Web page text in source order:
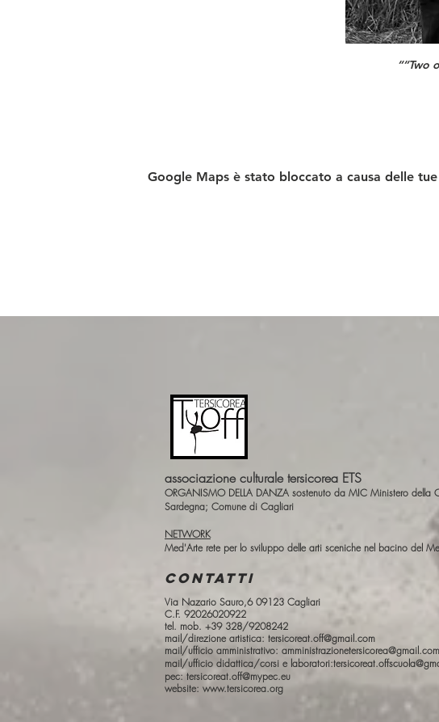
““Two
Google Maps è stato bloccato a causa delle
CONTATTI
associazione culturale tersicorea ETS
ORGANISMO DELLA DANZA sostenuto da MIC Ministero della
Sardegna; Comune di Cagliari
NETWORK
Med'Arte rete per lo sviluppo delle arti sceniche nel bacino del
Via Nazario Sauro,6 09123 Cagliari
C.F. 92026020922
tel. mob. +39 328/9208242
mail/direzione artistica: tersicoreat.off@gmail.com
mail/ufficio amministrativo: amministrazionetersicorea@gmail.com
mail/ufficio didattica/corsi e laboratori:
pec:tersicoreat.off@mypec.eu
website: www.tersicorea.org